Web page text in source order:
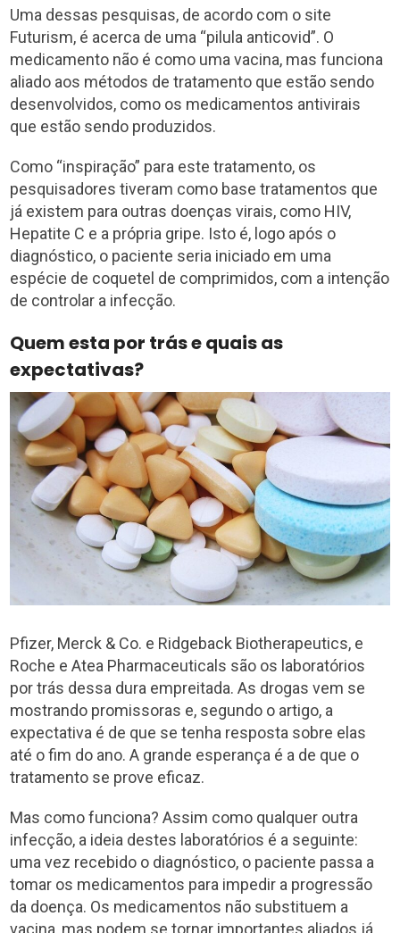
Uma dessas pesquisas, de acordo com o site
Futurism, é acerca de uma “pilula anticovid”. O
medicamento não é como uma vacina, mas funciona
aliado aos métodos de tratamento que estão sendo
desenvolvidos, como os medicamentos antivirais
que estão sendo produzidos.
Como “inspiração” para este tratamento, os
pesquisadores tiveram como base tratamentos que
já existem para outras doenças virais, como HIV,
Hepatite C e a própria gripe. Isto é, logo após o
diagnóstico, o paciente seria iniciado em uma
espécie de coquetel de comprimidos, com a intenção
de controlar a infecção.
Quem esta por trás e quais as
expectativas?
Pfizer, Merck & Co. e Ridgeback Biotherapeutics, e
Roche e Atea Pharmaceuticals são os laboratórios
por trás dessa dura empreitada. As drogas vem se
mostrando promissoras e, segundo o artigo, a
expectativa é de que se tenha resposta sobre elas
até o fim do ano. A grande esperança é a de que o
tratamento se prove eficaz.
Mas como funciona? Assim como qualquer outra
infecção, a ideia destes laboratórios é a seguinte:
uma vez recebido o diagnóstico, o paciente passa a
tomar os medicamentos para impedir a progressão
da doença. Os medicamentos não substituem a
vacina, mas podem se tornar importantes aliados já